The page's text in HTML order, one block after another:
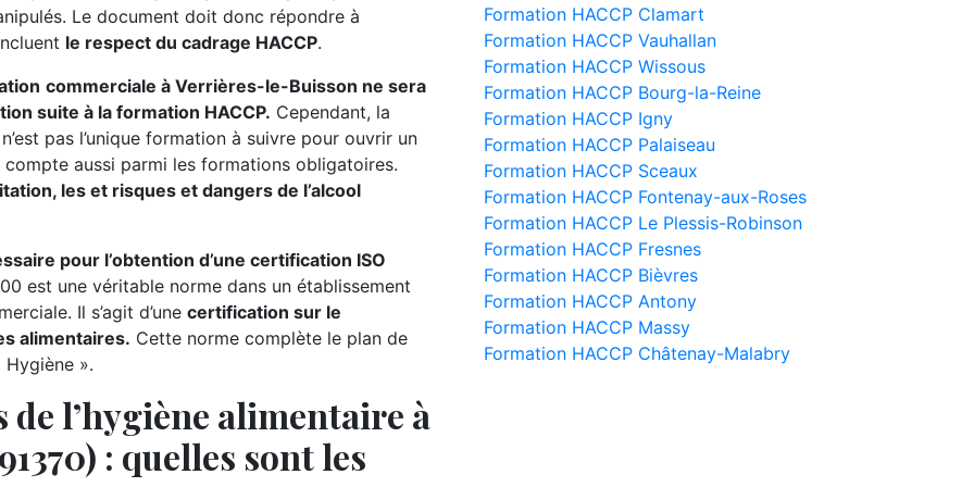
Le document doit donc répondre à
le respect du cadrage HACCP.
commerciale à Verrières-le-Buisson ne sera
suite à la formation HACCP. Cependant, la
pas l’unique formation à suivre pour ouvrir un
aussi parmi les formations obligatoires.
les et risques et dangers de l’alcool
pour l’obtention d’une certification ISO
est une véritable norme dans un établissement
Il s’agit d’une certification sur le
alimentaires. Cette norme complète le plan de
».
l’hygiène alimentaire à
: quelles sont les
Formation HACCP Clamart
Formation HACCP Vauhallan
Formation HACCP Wissous
Formation HACCP Bourg-la-Reine
Formation HACCP Igny
Formation HACCP Palaiseau
Formation HACCP Sceaux
Formation HACCP Fontenay-aux-Roses
Formation HACCP Le Plessis-Robinson
Formation HACCP Fresnes
Formation HACCP Bièvres
Formation HACCP Antony
Formation HACCP Massy
Formation HACCP Châtenay-Malabry